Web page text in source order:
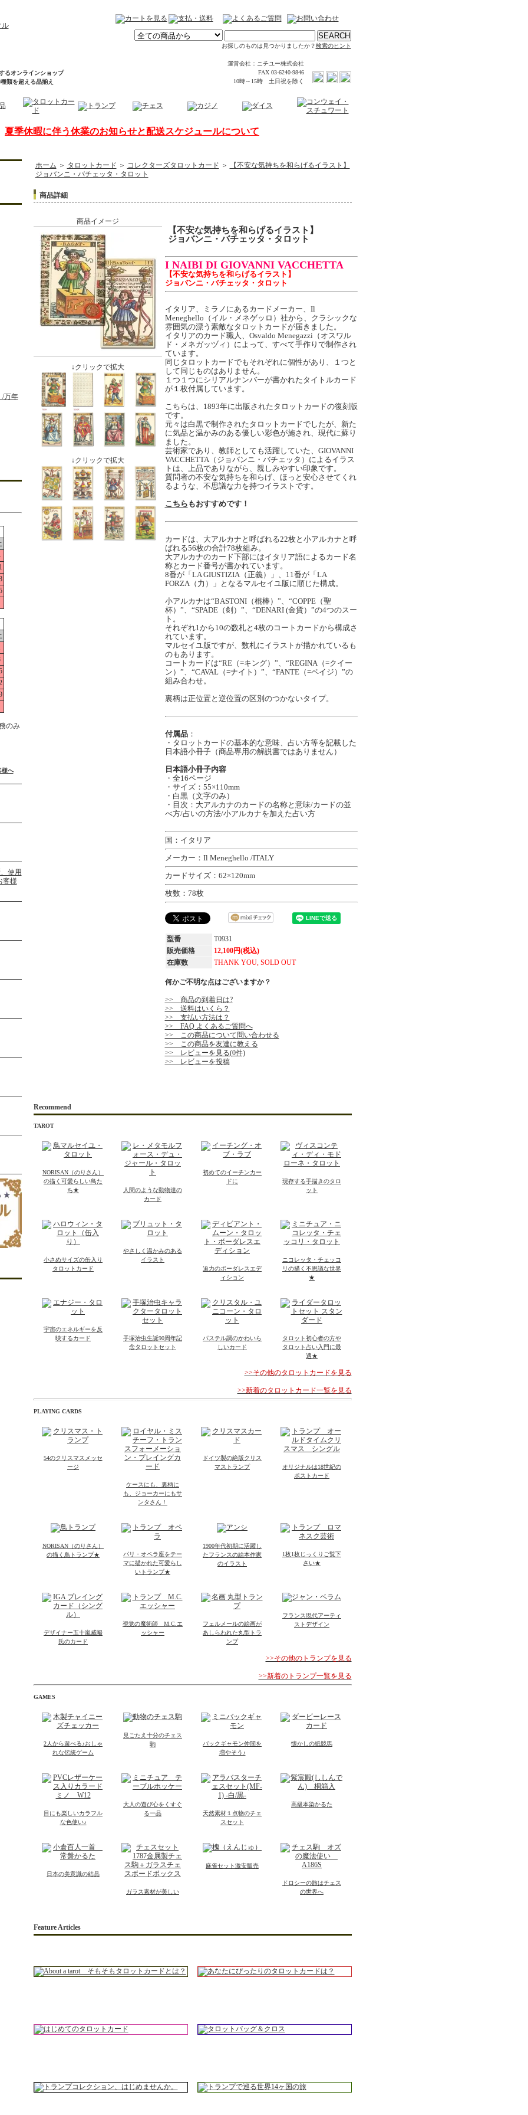
お探しのものは見つかりましたか？検索のヒント
運営会社：ニチユー株式会社
FAX 03-6240-9846
10時～15時 土日祝を除く
るオンラインショップ
類を超える品揃え
夏季休暇に伴う休業のお知らせと配送スケジュールについて
/万年
のみ
様へ
ホーム ＞ タロットカード ＞ コレクターズタロットカード ＞
【不安な気持ちを和らげるイラスト】
ジョバンニ・バチェッタ・タロット
商品詳細
商品イメージ
↓クリックで拡大
↓クリックで拡大
【不安な気持ちを和らげるイラスト】
ジョバンニ・バチェッタ・タロット
I NAIBI DI GIOVANNI VACCHETTA
【不安な気持ちを和らげるイラスト】
ジョバンニ・バチェッタ・タロット
イタリア、ミラノにあるカードメーカー、Il
Meneghello（イル・メネゲッロ）社から、クラシックな
雰囲気の漂う素敵なタロットカードが届きました。
イタリアのカード職人、Osvaldo Menegazzi（オスワル
ド・メネガッヅィ）によって、すべて手作りで制作され
ています。
同じタロットカードでもそれぞれに個性があり、１つと
して同じものはありません。
１つ１つにシリアルナンバーが書かれたタイトルカード
が１枚付属しています。
こちらは、1893年に出版されたタロットカードの復刻版
です。
元々は白黒で制作されたタロットカードでしたが、新た
に気品と温かみのある優しい彩色が施され、現代に蘇り
ました。
芸術家であり、教師としても活躍していた、GIOVANNI
VACCHETTA（ジョバンニ・バチェッタ）によるイラス
トは、上品でありながら、親しみやすい印象です。
質問者の不安な気持ちを和らげ、ほっと安心させてくれ
るような、不思議な力を持つイラストです。
こちら もおすすめです！
カードは、大アルカナと呼ばれる22枚と小アルカナと呼
ばれる56枚の合計78枚組み。
大アルカナのカード下部にはイタリア語によるカード名
称とカード番号が書かれています。
8番が「LA GIUSTIZIA（正義）」、11番が「LA
FORZA（力）」となるマルセイユ版に順じた構成。
小アルカナは“BASTONI（棍棒）”、“COPPE（聖
杯）”、“SPADE（剣）”、“DENARI (金貨）”の4つのスー
ト。
それぞれ1から10の数札と4枚のコートカードから構成さ
れています。
マルセイユ版ですが、数札にイラストが描かれているも
のもあります。
コートカードは“RE（=キング）”、“REGINA（=クイー
ン）”、“CAVAL（=ナイト）”、“FANTE（=ペイジ）”の
組み合わせ。
裏柄は正位置と逆位置の区別のつかないタイプ。
付属品：
・タロットカードの基本的な意味、占い方等を記載した
日本語小冊子（商品専用の解説書ではありません）
日本語小冊子内容
・全16ページ
・サイズ：55×110mm
・白黒（文字のみ）
・目次：大アルカナのカードの名称と意味/カードの並
べ方/占いの方法/小アルカナを加えた占い方
国：イタリア
メーカー：Il Meneghello /ITALY
カードサイズ：62×120mm
枚数：78枚
型番
T0931
販売価格
12,100円(税込)
在庫数
THANK YOU, SOLD OUT
何かご不明な点はございますか？
>> 商品の到着日は?
>> 送料はいくら？
>> 支払い方法は？
>> FAQ よくあるご質問へ
>> この商品について問い合わせる
>> この商品を友達に教える
>> レビューを見る(0件)
>> レビューを投稿
Recommend
TAROT
NORISAN（のりさん）
の描く可愛らしい鳥た
ち★
人間のような動物達の
カード
初めてのイーチンカー
ドに
現存する手描きのタロ
ット
小さめサイズの缶入り
タロットカード
やさしく温かみのある
イラスト
迫力のボーダレスエデ
ィション
ニコレッタ・チェッコ
リの描く不思議な世界
★
宇宙のエネルギーを反
映するカード
手塚治虫生誕90周年記
念タロットセット
パステル調のかわいら
しいカード
タロット初心者の方や
タロット占い入門に最
適★
>>その他のタロットカードを見る
>>新着のタロットカード一覧を見る
PLAYING CARDS
54のクリスマスメッセ
ージ
ケースにも、裏柄に
も、ジョーカーにもサ
ンタさん！
ドイツ製の絶版クリス
マストランプ
オリジナルは18世紀の
ポストカード
NORISAN（のりさん）
の描く鳥トランプ★
パリ・オペラ座をテー
マに描かれた可愛らし
いトランプ★
1900年代初期に活躍し
たフランスの絵本作家
のイラスト
1枚1枚じっくりご覧下
さい★
デザイナー五十嵐威暢
氏のカード
視覚の魔術師 M.C.エ
ッシャー
フェルメールの絵画が
あしらわれた丸型トラ
ンプ
フランス現代アーティ
ストデザイン
>>その他のトランプを見る
>>新着のトランプ一覧を見る
GAMES
2人から遊べる♪おしゃ
れな伝統ゲーム
見ごたえ十分のチェス
駒
バックギャモン仲間を
増やそう♪
懐かしの紙競馬
目にも楽しいカラフル
な色使い♪
大人の遊び心をくすぐ
る一品
天然素材１点物のチェ
スセット
高級本染かるた
日本の美意識の結晶
ガラス素材が美しい
麻雀セット激安販売
ドロシーの旅はチェス
の世界へ
Feature Articles